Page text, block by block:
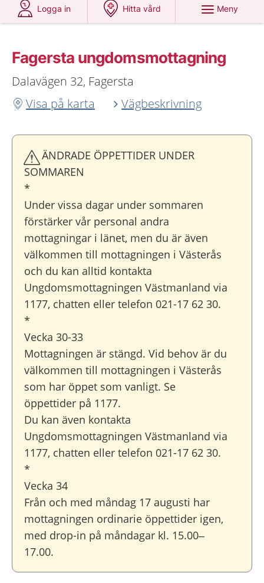
Logga in
Hitta vård
Meny
Fagersta ungdoms­mottagning
Dalavägen 32, Fagersta
Visa på karta
Vägbeskrivning
ÄNDRADE ÖPPETTIDER UNDER
SOMMAREN
*
Under vissa dagar under sommaren
förstärker vår personal andra
mottagningar i länet, men du är även
välkommen till mottagningen i Västerås
och du kan alltid kontakta
Ungdomsmottagningen Västmanland via
1177, chatten eller telefon 021-17 62 30.
*
Vecka 30-33
Mottagningen är stängd. Vid behov är du
välkommen till mottagningen i Västerås
som har öppet som vanligt. Se
öppettider på 1177.
Du kan även kontakta
Ungdomsmottagningen Västmanland via
1177, chatten eller telefon 021-17 62 30.
*
Vecka 34
Från och med måndag 17 augusti har
mottagningen ordinarie öppettider igen,
med drop-in på måndagar kl. 15.00–
17.00.